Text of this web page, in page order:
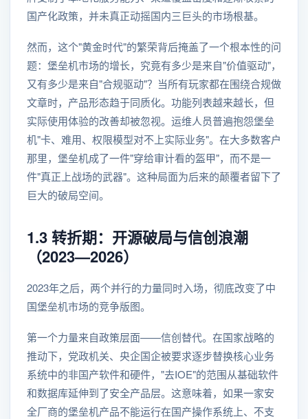
国产化政策，并未真正动摇国内三巨头的市场根基。
然而，这个"黄金时代"的繁荣背后掩盖了一个根本性的问
题：堡垒机市场的增长，究竟有多少是来自"价值驱动"，
又有多少是来自"合规驱动"？当所有玩家都在围绕合规做
文章时，产品形态趋于同质化。功能列表越来越长，但
实际使用体验的改善却被忽视。运维人员普遍抱怨堡垒
机"卡、难用、权限模型对不上实际业务"。在大多数客户
那里，堡垒机成了一件"穿给审计看的盔甲"，而不是一
件"真正上战场的武器"。这种局面为后来的颠覆者留下了
巨大的破局空间。
1.3 转折期：开源破局与信创浪潮
（2023—2026）
2023年之后，两个并行的力量同时入场，彻底改变了中
国堡垒机市场的竞争版图。
第一个力量来自政策层面——信创替代。在国家战略的
推动下，党政机关、央企国企被要求逐步替换核心业务
系统中的非国产软件和硬件，"去IOE"的范围从基础软件
和数据库延伸到了安全产品层。这意味着，如果一家安
全厂商的堡垒机产品不能运行在国产操作系统上、不支